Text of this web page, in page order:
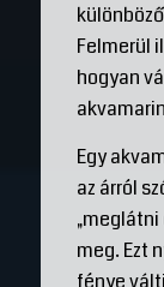
Felmerül
hogyan
Egy
az árról
meg. Ezt
fénye